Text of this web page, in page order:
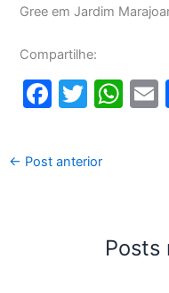
Gree em Jardim
Compartilhe:
F
c
e
T
itt
er
W
p
p
← Post anterior
Posts